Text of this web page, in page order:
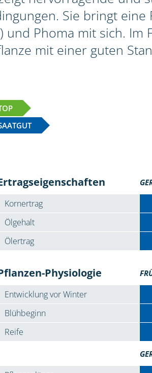
Sie bringt eine
und Phoma mit sich. Im
mit einer guten
Kornertrag
Ölgehalt
Ölertrag
Physiologie
Entwicklung vor Winter
Blühbeginn
Reife